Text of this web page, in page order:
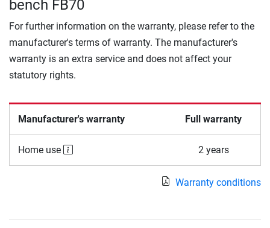
bench FB70
For further information on the warranty, please refer to the
manufacturer's terms of warranty. The manufacturer's
warranty is an extra service and does not affect your
statutory rights.
Manufacturer's warranty Full warranty
Home use 2 years
Warranty conditions